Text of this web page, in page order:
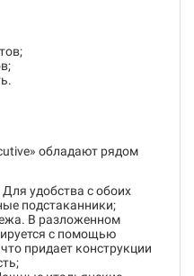
обладают рядом
удобства с обоих
подстаканники;
В разложенном
с помощью
придает конструкции